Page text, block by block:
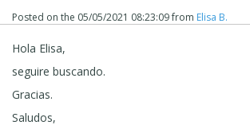
Posted on the 05/05/2021 08:23:09from Elisa B.
Hola Elisa,
seguire buscando.
Gracias.
Saludos,